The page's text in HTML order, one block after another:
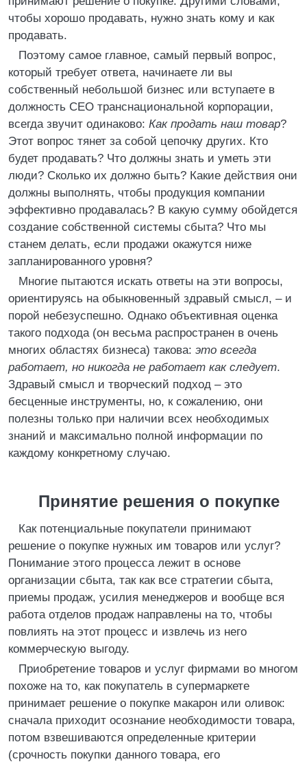
чтобы хорошо продавать, нужно знать кому и как
продавать.
Поэтому самое главное, самый первый вопрос,
который требует ответа, начинаете ли вы
собственный небольшой бизнес или вступаете в
должность СЕО транснациональной корпорации,
всегда звучит одинаково: Как продать наш товар?
Этот вопрос тянет за собой цепочку других. Кто
будет продавать? Что должны знать и уметь эти
люди? Сколько их должно быть? Какие действия они
должны выполнять, чтобы продукция компании
эффективно продавалась? В какую сумму обойдется
создание собственной системы сбыта? Что мы
станем делать, если продажи окажутся ниже
запланированного уровня?
Многие пытаются искать ответы на эти вопросы,
ориентируясь на обыкновенный здравый смысл, – и
порой небезуспешно. Однако объективная оценка
такого подхода (он весьма распространен в очень
многих областях бизнеса) такова: это всегда
работает, но никогда не работает как следует.
Здравый смысл и творческий подход – это
бесценные инструменты, но, к сожалению, они
полезны только при наличии всех необходимых
знаний и максимально полной информации по
каждому конкретному случаю.
Принятие решения о покупке
Как потенциальные покупатели принимают
решение о покупке нужных им товаров или услуг?
Понимание этого процесса лежит в основе
организации сбыта, так как все стратегии сбыта,
приемы продаж, усилия менеджеров и вообще вся
работа отделов продаж направлены на то, чтобы
повлиять на этот процесс и извлечь из него
коммерческую выгоду.
Приобретение товаров и услуг фирмами во многом
похоже на то, как покупатель в супермаркете
принимает решение о покупке макарон или оливок:
сначала приходит осознание необходимости товара,
потом взвешиваются определенные критерии
(срочность покупки данного товара, его